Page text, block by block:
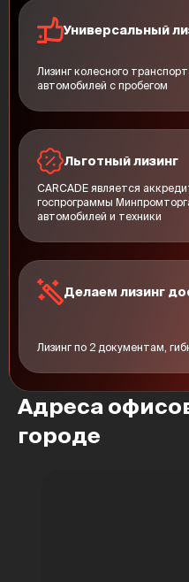
Функция авто-отпотевания
Большой сенсорный
Пассажирское сиденье
Светодиодные задние
Динамические указатели
Наружная подсветка под
home))
Универсальный
Лизинг колесного
автомобилей с пробегом
Льготный лизинг
CARCADE является
госпрограммы
автомобилей и техники
Делаем лизинг
Лизинг по 2 документам,
Адреса
городе